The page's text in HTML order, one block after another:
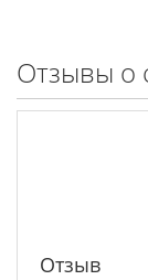
Отзывы о
Отзыв